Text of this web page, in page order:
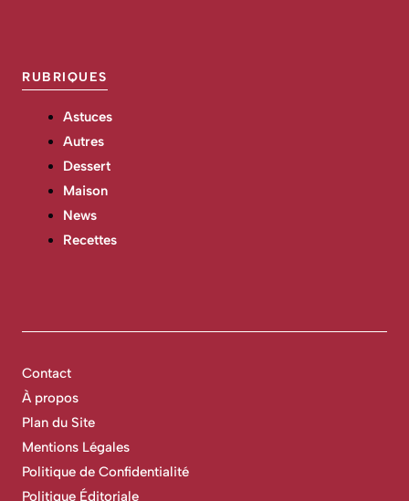
RUBRIQUES
Astuces
Autres
Dessert
Maison
News
Recettes
Contact
À propos
Plan du Site
Mentions Légales
Politique de Confidentialité
Politique Éditoriale